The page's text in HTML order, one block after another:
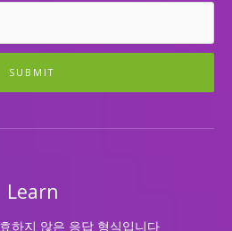
SUBMIT
Learn
하지 않은 응답 형식입니다